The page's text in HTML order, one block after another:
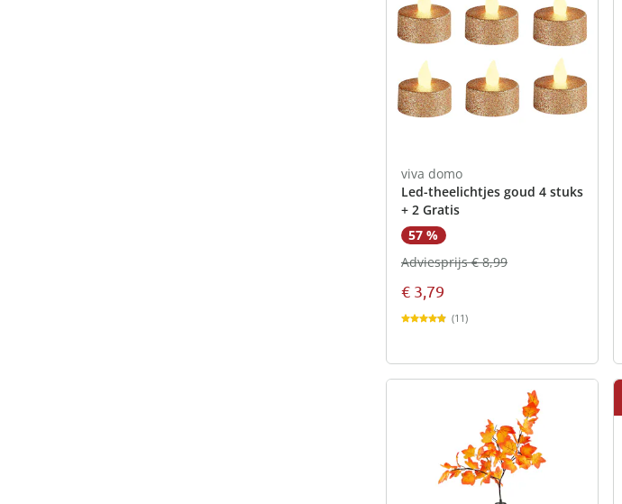
viva domo
Led-theelichtjes goud 4 stuks
+ 2 Gratis
57 %
€ 3,79
Adviesprijs € 8,99
(11)